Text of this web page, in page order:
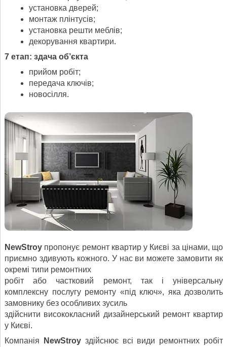
установка дверей;
монтаж плінтусів;
установка решти меблів;
декорування квартири.
7 етап: здача об’єкта
прийом робіт;
передача ключів;
новосілля.
NewStroy пропонує ремонт квартир у Києві за цінами, що
приємно здивують кожного. У нас ви можете замовити як
окремі типи ремонтних
робіт або частковий ремонт, так і універсальну
комплексну послугу ремонту «під ключ», яка дозволить
замовнику без особливих зусиль
здійснити висококласний дизайнерський ремонт квартир
у Києві.
Компанія
NewStroyздійснює всі види ремонтних робіт